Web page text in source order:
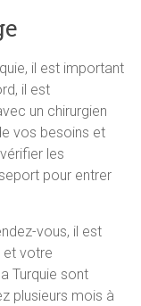
il est important
il est
un chirurgien
vos besoins et
les
pour entrer
vous, il est
et votre
Turquie sont
plusieurs mois à